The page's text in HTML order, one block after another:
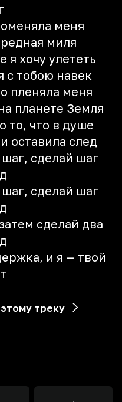
меня
миля
я хочу улететь
с тобою навек
пленяла меня
планете Земля
то, что в душе
оставила след
сделай шаг
сделай шаг
сделай два
и я — твой
треку